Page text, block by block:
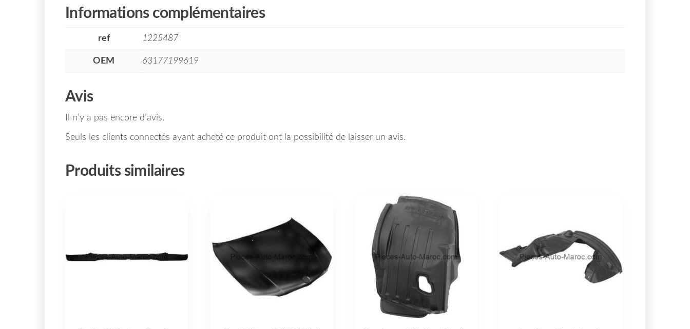
Informations complémentaires
ref 1225487
OEM 63177199619
Avis
Il n’y a pas encore d’avis.
Seuls les clients connectés ayant acheté ce produit ont la possibilité de laisser un avis.
Produits similaires